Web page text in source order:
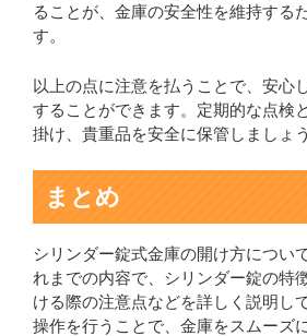
ることが、金庫の安全性を維持する
す。
以上の点に注意を払うことで、安心
することができます。定期的な点検
掛け、貴重品を安全に保管しましょう
まとめ
シリンダー錠式金庫の開け方につい
れまでの内容で、シリンダー錠の特
ける際の注意点などを詳しく説明し
操作を行うことで、金庫をスムーズ